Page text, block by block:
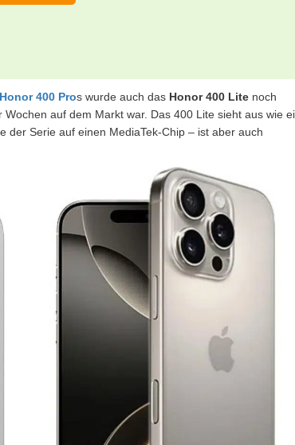
400 Pros wurde auch das Honor 400 Lite noch
auf dem Markt war. Das 400 Lite sieht aus wie
der Serie auf einen MediaTek-Chip – ist aber auch